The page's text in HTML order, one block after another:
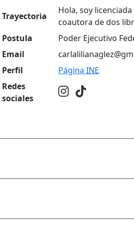
Trayectoria
Hola, soy
coautora de dos
Postula
Poder Ejecutivo
Email
Perfil
Página INE
Redes
sociales